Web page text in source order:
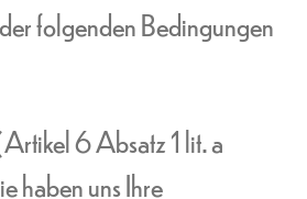
folgenden Bedingungen
6 Absatz 1 lit. a
uns Ihre